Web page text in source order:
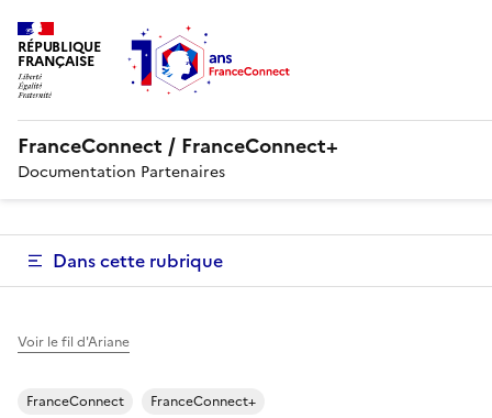
RÉPUBLIQUE
FRANÇAISE
FranceConnect / FranceConnect+
Documentation Partenaires
Dans cette rubrique
Voir le fil d'Ariane
FranceConnect FranceConnect+